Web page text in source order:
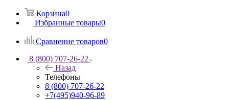
Корзина0
Избранные товары0
Сравнение товаров0
8 (800) 707-26-22
Назад
Телефоны
8 (800) 707-26-22
+7(495)940-96-89